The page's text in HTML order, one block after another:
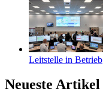
Leitstelle in Betrieb
Neueste Artikel